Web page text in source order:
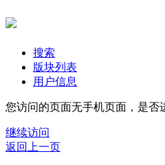
搜索
版块列表
用户信息
您访问的页面无手机页面，是否
继续访问
返回上一页